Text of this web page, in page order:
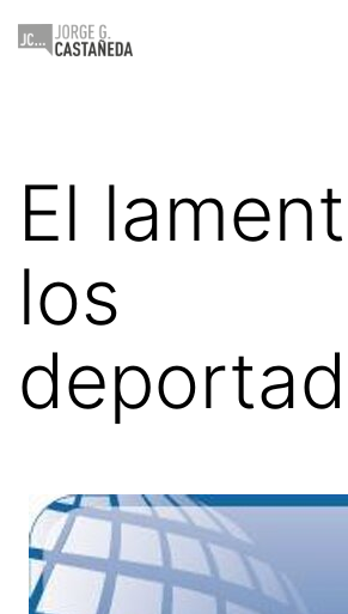
Saltar
Jorge
El
los